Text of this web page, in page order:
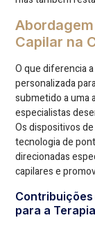
Capilar na
O que diferencia
personalizada
submetido a uma
especialistas
Os dispositivos
tecnologia de
direcionadas
capilares e
Contribuições
para a